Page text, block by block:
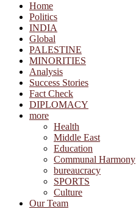
Home
Politics
INDIA
Global
PALESTINE
MINORITIES
Analysis
Success Stories
Fact Check
DIPLOMACY
more
Health
Middle East
Education
Communal Harmony
bureaucracy
SPORTS
Culture
Our Team